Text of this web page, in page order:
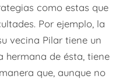
como estas que
Por ejemplo, la
vecina Pilar tiene un
hermana de ésta, tiene
que, aunque no